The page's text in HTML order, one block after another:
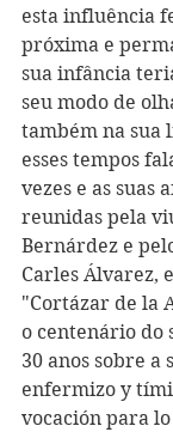
esta influência
próxima e
sua infância
seu modo de
também na sua
esses tempos
vezes e as suas
reunidas pela
Bernárdez e
Carles Álvarez,
"Cortázar de la
o centenário do
30 anos sobre a
enfermizo y
vocación para